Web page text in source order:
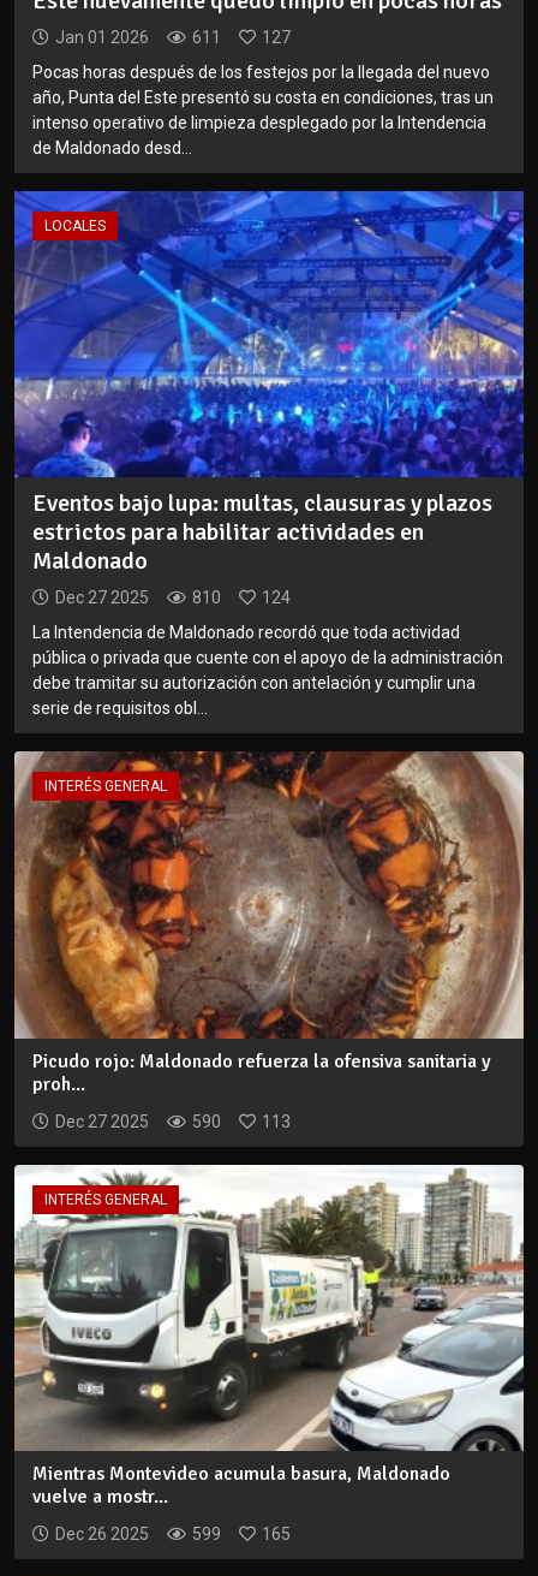
Jan 01 2026 611
127
Pocas horas después de los festejos por la llegada del nuevo
año, Punta del Este presentó su costa en condiciones, tras un
intenso operativo de limpieza desplegado por la Intendencia
de Maldonado desd...
LOCALES
Eventos bajo lupa: multas, clausuras y plazos
estrictos para habilitar actividades en
Maldonado
Dec 27 2025 810
124
La Intendencia de Maldonado recordó que toda actividad
pública o privada que cuente con el apoyo de la administración
debe tramitar su autorización con antelación y cumplir una
serie de requisitos obl...
INTERÉS GENERAL
Picudo rojo: Maldonado refuerza la ofensiva sanitaria y
proh...
Dec 27 2025 590 113
INTERÉS GENERAL
Mientras Montevideo acumula basura, Maldonado
vuelve a mostr...
Dec 26 2025 599 165